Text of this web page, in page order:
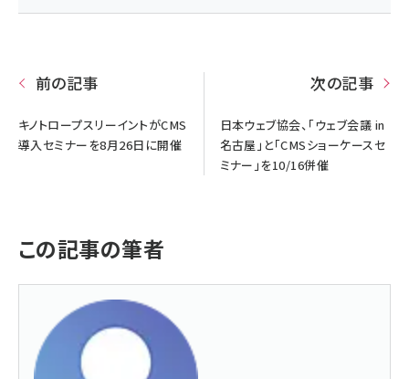
前の記事
キノトロープスリーイントがCMS
導入セミナーを8月26日に開催
次の記事
日本ウェブ協会、「ウェブ会議 in
名古屋」と「CMSショーケースセ
ミナー」を10/16併催
この記事の筆者